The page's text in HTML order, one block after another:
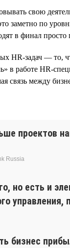
свою
заметно по
в финал просто
задач — то,
в работе HR-
связь между
проектов
Russia
но есть и
бизнес